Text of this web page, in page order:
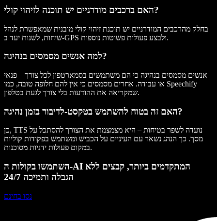
האם ברכבים מודרניים יש תוכנה לזיהוי קולי?
בחלק מהרכבים המודרניים יש תוכנת זיהוי קולי מובנית שמאפשרת לנהל
שיחות, לשנות יעד ב-GPS ולבצע פעולות פשוטות נוספות.
למה אנשים מסמסים בנהיגה?
אנשים מסמסים בנהיגה כי הם משתמשים בסמארטפון לכל צורך – פנאי
או עבודה. אחרים מסמסים כי אין להם חלופה טובה, כמו Speechify
שמקריאה את ההודעות בלי צורך לגעת בטלפון.
האם זה בטוח להשתמש בטקסט‑לדיבור בזמן נהיגה?
כן, TTS נועדה לשפר בטיחות – היא מצמצמת את הצורך להסתכל על
מסך. כך הנהג נשאר עם העיניים על הכביש ומשתמש בפקודות קוליות
במקום פעולות ידניות מסוכנות.
השתמשו בקולות ה-AI המתקדמים ביותר, קבצים ללא
הגבלה ותמיכה 24/7
נסו בחינם